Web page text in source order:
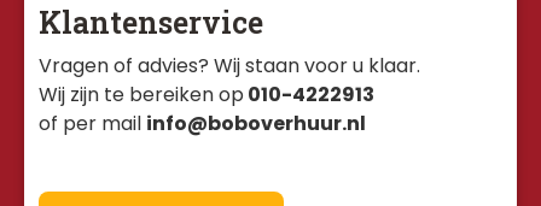
Klantenservice
Vragen of advies? Wij staan voor u klaar.
Wij zijn te bereiken op 010-4222913
of per mail info@boboverhuur.nl